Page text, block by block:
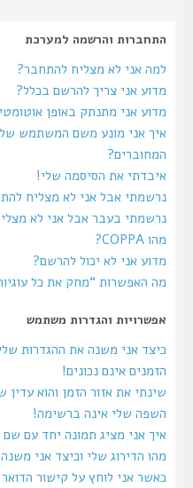
התחברות והרשמה למערכת
למה אני לא מצליח להתחבר?
מדוע אני צריך להרשם בכלל?
מדוע אני מתנתק באופן אוטומטי?
איך אני מונע משם המשתמש שלי
המחוברים?
איבדתי את הסיסמה שלי!
נרשמתי אבל אני לא מצליח להתחבר!
נרשמתי בעבר אבל אני לא מצליח
מדוע אני לא יכול להרשם?
מה האפשרות “מחק את כל עוגיות
אפשרויות והגדרות משתמש
כיצד אני משנה את ההגדרות שלי?
הזמנים אינם נכונים!
שינתי את אזור הזמן והוא עדין
השפה שלי אינה ברשימה!
איך אני מציג תמונה יחד עם שם
מהו הדירוג שלי וכיצד אני משנה
כאשר אני לוחץ על קישור הדואר